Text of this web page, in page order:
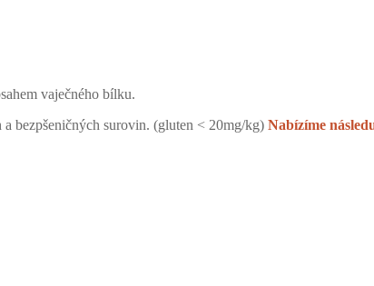
vaječného bílku.
bezpšeničných surovin. (gluten < 20mg/kg) Nabízíme